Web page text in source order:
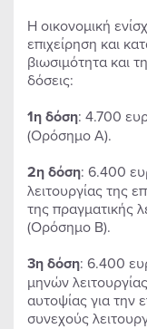
Η οικονομική
επιχείρηση και
βιωσιμότητα και
δόσεις:
1η δόση: 4.700
(Ορόσημο Α).
2η δόση: 6.400
λειτουργίας της
της πραγματικής
(Ορόσημο Β).
3η δόση: 6.400
μηνών
αυτοψίας για την
συνεχούς